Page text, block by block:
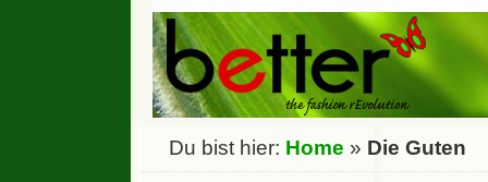
Du bist hier: Home » Die Guten